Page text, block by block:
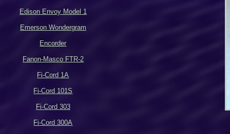
Edison Envoy Model 1
Emerson Wondergram
Encorder
Fanon-Masco FTR-2
Fi-Cord 1A
Fi-Cord 101S
Fi-Cord 303
Fi-Cord 300A